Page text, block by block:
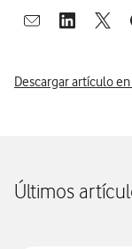
Abrir ventana
Abrir Abrir
Descargar artículo en
Últimos